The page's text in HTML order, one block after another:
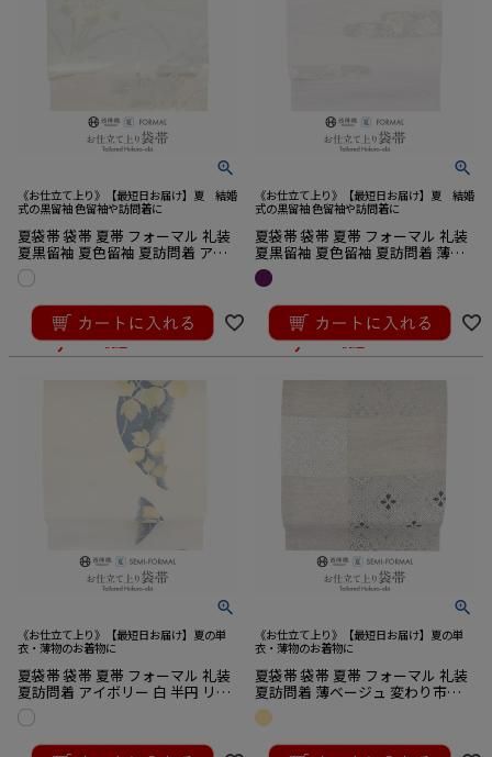
《お仕立て上り》【最短日お届け】夏 結婚
式の黒留袖 色留袖や訪問着に
夏袋帯 袋帯 夏帯 フォーマル 礼装
夏黒留袖 夏色留袖 夏訪問着 アイ
ボリー 水色 菖蒲 絽 京都イシハラ
西陣織 仕立て上がり 新品
36,300のところ
34,485税込
《お仕立て上り》【最短日お届け】夏 結婚
式の黒留袖 色留袖や訪問着に
夏袋帯 袋帯 夏帯 フォーマル 礼装
夏黒留袖 夏色留袖 夏訪問着 薄紫
雲取り 華紋 絽 京都イシハラ 西陣
織 仕立て上がり 新品
38,500のところ
34,650税込
《お仕立て上り》【最短日お届け】夏の単
衣・薄物のお着物に
夏袋帯 袋帯 夏帯 フォーマル 礼装
夏訪問着 アイボリー 白 半円 リー
フ 有栖川織物 西陣織 仕立て上が
り 新品
52,800のところ
《お仕立て上り》【最短日お届け】夏の単
衣・薄物のお着物に
夏袋帯 袋帯 夏帯 フォーマル 礼装
夏訪問着 薄ベージュ 変わり市松
菱 華紋 華翔苑 藤本仁織物 西陣織
仕立て上がり 新品
39,600のところ